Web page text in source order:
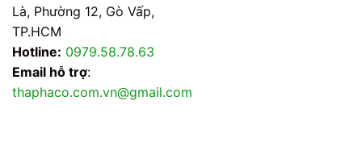
Là, Phường 12, Gò Vấp,
TP.HCM
Hotline: 0979.58.78.63
Email hỗ trợ:
thaphaco.com.vn@gmail.com